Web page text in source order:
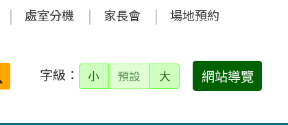
處室分機 家長會 場地預約
搜
字級： 小 預設 大 網站導覽